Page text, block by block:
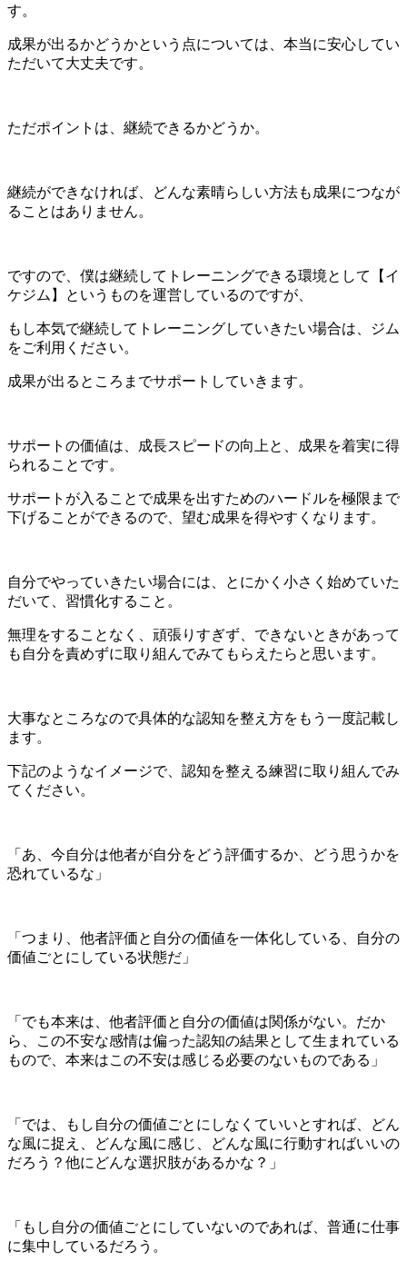
す。
成果が出るかどうかという点については、本当に安心してい
ただいて大丈夫です。
ただポイントは、継続できるかどうか。
継続ができなければ、どんな素晴らしい方法も成果につなが
ることはありません。
ですので、僕は継続してトレーニングできる環境として【イ
ケジム】というものを運営しているのですが、
もし本気で継続してトレーニングしていきたい場合は、ジム
をご利用ください。
成果が出るところまでサポートしていきます。
サポートの価値は、成長スピードの向上と、成果を着実に得
られることです。
サポートが入ることで成果を出すためのハードルを極限まで
下げることができるので、望む成果を得やすくなります。
自分でやっていきたい場合には、とにかく小さく始めていた
だいて、習慣化すること。
無理をすることなく、頑張りすぎず、できないときがあって
も自分を責めずに取り組んでみてもらえたらと思います。
大事なところなので具体的な認知を整え方をもう一度記載し
ます。
下記のようなイメージで、認知を整える練習に取り組んでみ
てください。
「あ、今自分は他者が自分をどう評価するか、どう思うかを
恐れているな」
「つまり、他者評価と自分の価値を一体化している、自分の
価値ごとにしている状態だ」
「でも本来は、他者評価と自分の価値は関係がない。だか
ら、この不安な感情は偏った認知の結果として生まれている
もので、本来はこの不安は感じる必要のないものである」
「では、もし自分の価値ごとにしなくていいとすれば、どん
な風に捉え、どんな風に感じ、どんな風に行動すればいいの
だろう？他にどんな選択肢があるかな？」
「もし自分の価値ごとにしていないのであれば、普通に仕事
に集中しているだろう。